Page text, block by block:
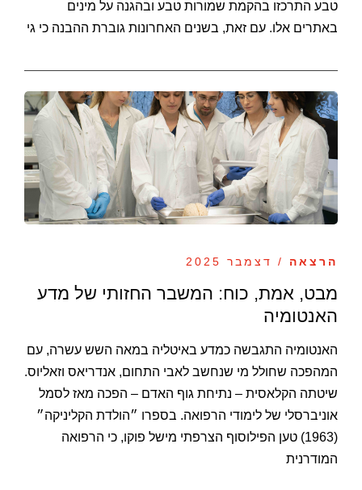
טבע התרכזו בהקמת שמורות טבע ובהגנה על מינים
באתרים אלו. עם זאת, בשנים האחרונות גוברת ההבנה כי גי
הרצאה / דצמבר 2025
מבט, אמת, כוח: המשבר החזותי של מדע
האנטומיה
האנטומיה התגבשה כמדע באיטליה במאה השש עשרה, עם
המהפכה שחולל מי שנחשב לאבי התחום, אנדריאס וזאליוס.
שיטתה הקלאסית – נתיחת גוף האדם – הפכה מאז לסמל
אוניברסלי של לימודי הרפואה. בספרו ״הולדת הקליניקה״
(1963) טען הפילוסוף הצרפתי מישל פוקו, כי הרפואה
המודרנית